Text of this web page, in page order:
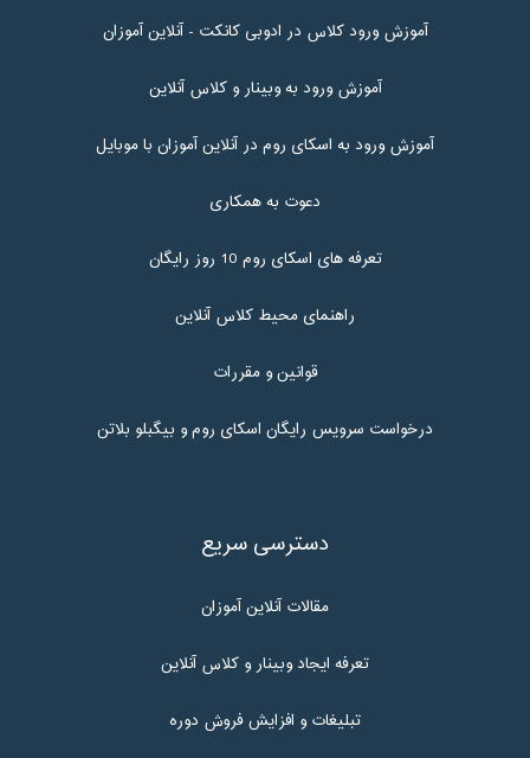
آموزش ورود کلاس در ادوبی کانکت - آنلاین آموزان
آموزش ورود به وبینار و کلاس آنلاین
آموزش ورود به اسکای روم در آنلاین آموزان با موبایل
دعوت به همکاری
تعرفه های اسکای روم 10 روز رایگان
راهنمای محیط کلاس آنلاین
قوانین و مقررات
درخواست سرویس رایگان اسکای روم و بیگبلو بلاتن
دسترسی سریع
مقالات آنلاین آموزان
تعرفه ایجاد وبینار و کلاس آنلاین
تبلیغات و افزایش فروش دوره